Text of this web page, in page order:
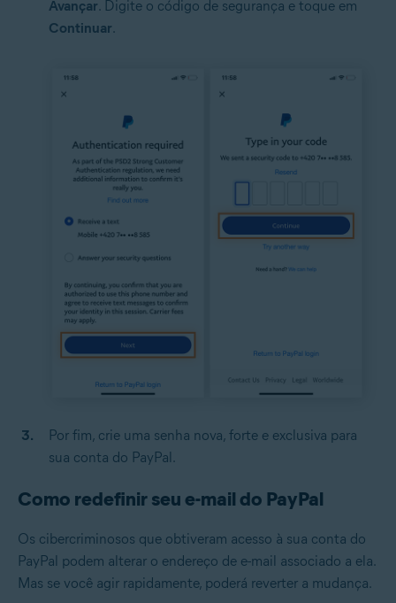
Avançar. Digite o código de segurança e toque em
Continuar.
Por fim, crie uma senha nova, forte e exclusiva para
sua conta do PayPal.
Como redefinir seu e-mail do PayPal
Os cibercriminosos que obtiveram acesso à sua conta do
PayPal podem alterar o endereço de e-mail associado a ela.
Mas se você agir rapidamente, poderá reverter a mudança.